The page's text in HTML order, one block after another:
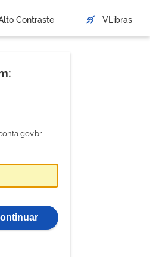
Contraste VLibras
gov.br